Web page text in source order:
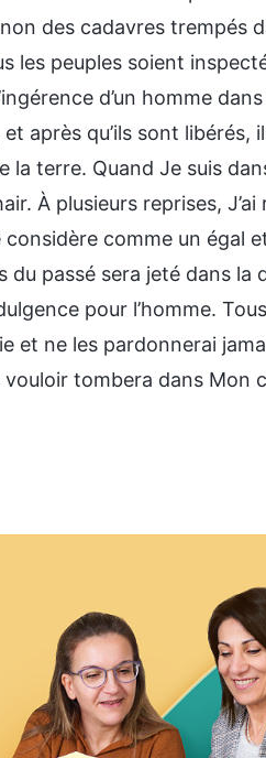
des cadavres trempés
les peuples soient
d’un homme
après qu’ils sont libérés,
la terre. Quand Je suis
À plusieurs reprises, J’ai
comme un égal
du passé sera jeté dans la
pour l’homme.
et ne les pardonnerai
vouloir tombera dans Mon